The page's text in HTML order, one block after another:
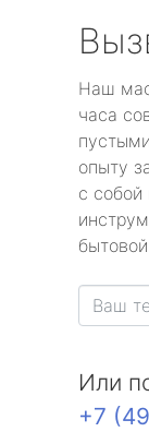
Наш
часа
опыту
с собой
Или
+7